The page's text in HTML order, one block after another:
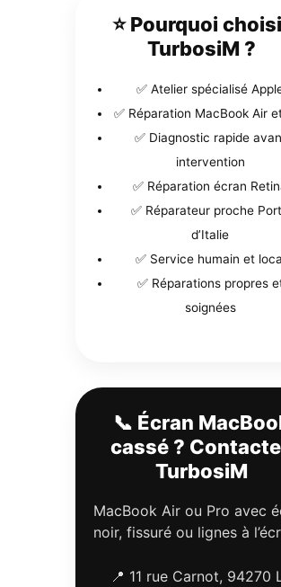
⭐ Pourquoi
TurbosiM ?
✅ Atelier spécialisé
✅ Réparation MacBook Air
✅ Diagnostic rapide
intervention
✅ Réparation écran
✅ Réparateur proche
d’Italie
✅ Service humain et
✅ Réparations propres
soignées
📞 Écran
cassé ?
TurbosiM
MacBook Air ou Pro avec
noir, fissuré ou lignes à
📍 11 rue Carnot, 94270